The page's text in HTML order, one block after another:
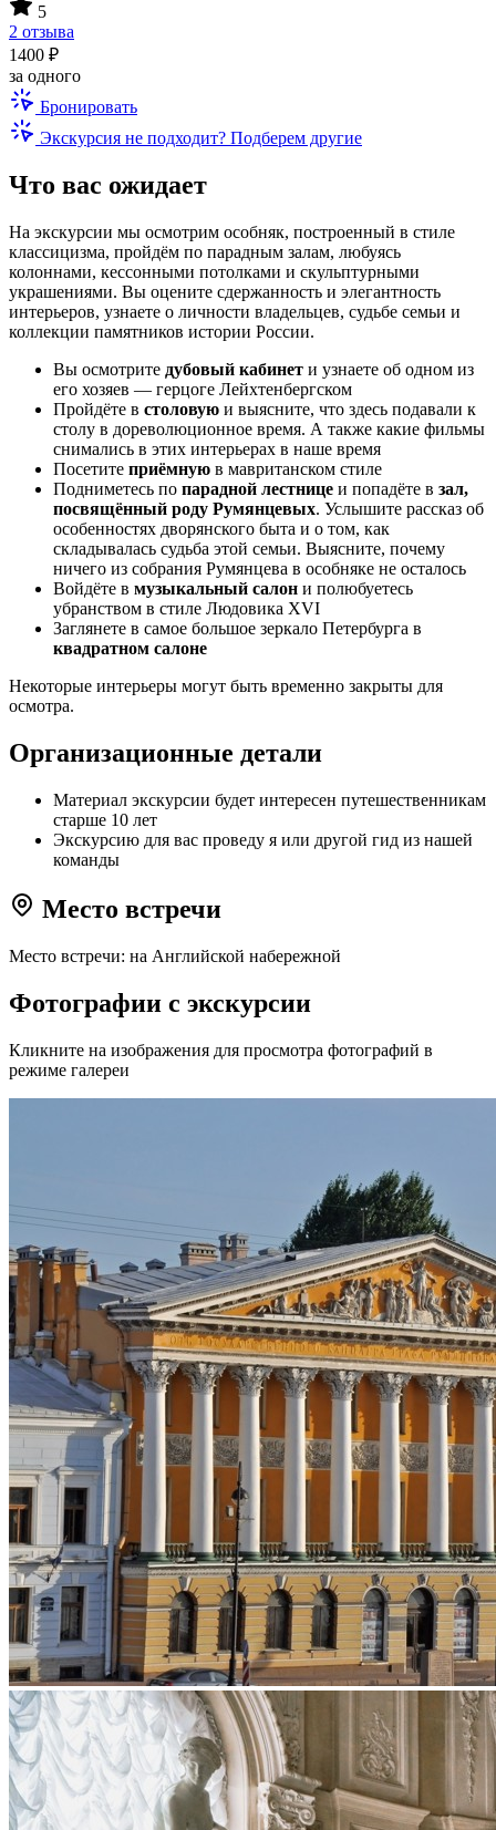
5
2 отзыва
1400 ₽
за одного
Бронировать
Экскурсия не подходит? Подберем другие
Что вас ожидает
На экскурсии мы осмотрим особняк, построенный в стиле
классицизма, пройдём по парадным залам, любуясь
колоннами, кессонными потолками и скульптурными
украшениями. Вы оцените сдержанность и элегантность
интерьеров, узнаете о личности владельцев, судьбе семьи и
коллекции памятников истории России.
Вы осмотрите дубовый кабинет и узнаете об одном из
его хозяев — герцоге Лейхтенбергском
Пройдёте в столовую и выясните, что здесь подавали к
столу в дореволюционное время. А также какие фильмы
снимались в этих интерьерах в наше время
Посетите приёмную в мавританском стиле
Подниметесь по парадной лестнице и попадёте в зал,
посвящённый роду Румянцевых. Услышите рассказ об
особенностях дворянского быта и о том, как
складывалась судьба этой семьи. Выясните, почему
ничего из собрания Румянцева в особняке не осталось
Войдёте в музыкальный салон и полюбуетесь
убранством в стиле Людовика XVI
Заглянете в самое большое зеркало Петербурга в
квадратном салоне
Некоторые интерьеры могут быть временно закрыты для
осмотра.
Организационные детали
Материал экскурсии будет интересен путешественникам
старше 10 лет
Экскурсию для вас проведу я или другой гид из нашей
команды
Место встречи
Место встречи: на Английской набережной
Фотографии с экскурсии
Кликните на изображения для просмотра фотографий в
режиме галереи